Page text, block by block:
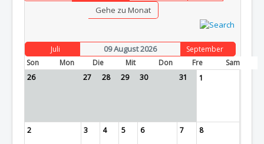
Gehe zu Monat
Juli 09 August 2026
September
Son
Mon Die Mit Don Fre
Sam
26
27 28 29 30 31 1
2 3 4 5 6 7 8